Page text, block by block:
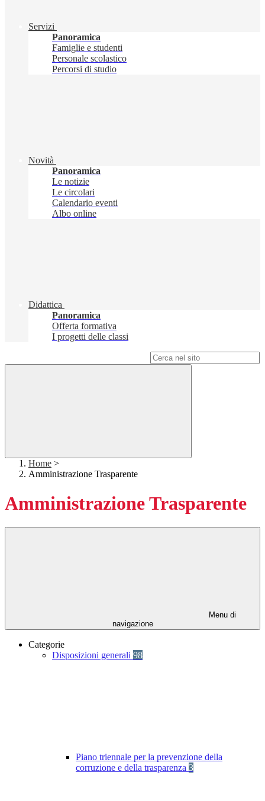
Servizi
Panoramica
Famiglie e studenti
Personale scolastico
Percorsi di studio
Novità
Panoramica
Le notizie
Le circolari
Calendario eventi
Albo online
Didattica
Panoramica
Offerta formativa
I progetti delle classi
Home >
Amministrazione Trasparente
Amministrazione Trasparente
Menu di
navigazione
Categorie
Disposizioni generali 98
Piano triennale per la prevenzione della
corruzione e della trasparenza 3